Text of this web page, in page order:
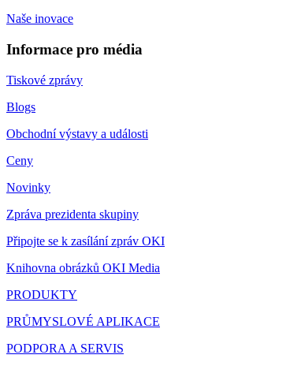
Naše inovace
Informace pro média
Tiskové zprávy
Blogs
Obchodní výstavy a události
Ceny
Novinky
Zpráva prezidenta skupiny
Připojte se k zasílání zpráv OKI
Knihovna obrázků OKI Media
PRODUKTY
PRŮMYSLOVÉ APLIKACE
PODPORA A SERVIS